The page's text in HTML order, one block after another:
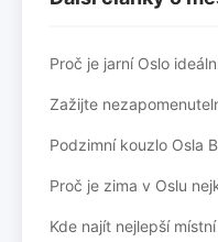
Proč je jarní Oslo
Zažijte
Podzimní kouzlo Osla
Proč je zima v Oslu
Kde najít nejlepší